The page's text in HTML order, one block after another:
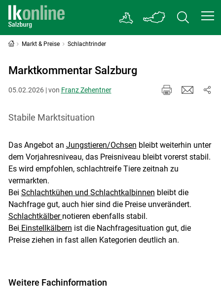
Markt & Preise Schlachtrinder
Marktkommentar Salzburg
05.02.2026 | von Franz Zehentner
Stabile Marktsituation
Das Angebot an Jungstieren/Ochsen bleibt weiterhin unter
dem Vorjahresniveau, das Preisniveau bleibt vorerst stabil.
Es wird empfohlen, schlachtreife Tiere zeitnah zu
vermarkten.
Bei Schlachtkühen und Schlachtkalbinnen bleibt die
Nachfrage gut, auch hier sind die Preise unverändert.
Schlachtkälber notieren ebenfalls stabil.
Bei Einstellkälbern ist die Nachfragesituation gut, die
Preise ziehen in fast allen Kategorien deutlich an.
Weitere Fachinformation